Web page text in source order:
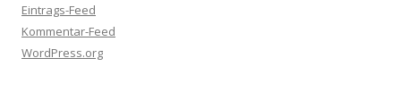
Eintrags-Feed
Kommentar-Feed
WordPress.org